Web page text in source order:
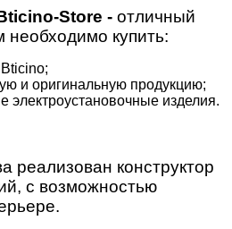
Store - отличный
купить:
и оригинальную продукцию;
электроустановочные изделия.
реализован конструктор
с возможностью